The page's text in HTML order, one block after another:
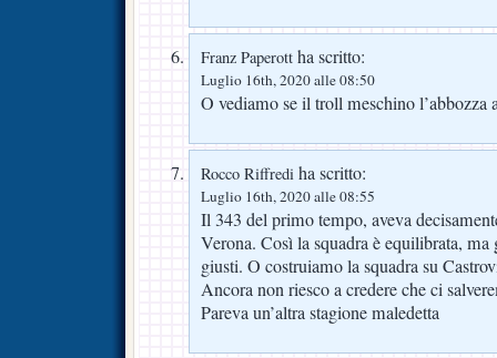
Franz Paperott ha scritto:
Luglio 16th, 2020 alle 08:50
O vediamo se il troll meschino l’abbozza
Rocco Riffredi ha scritto:
Luglio 16th, 2020 alle 08:55
Il 343 del primo tempo, aveva
Verona. Così la squadra è equilibrata,
giusti. O costruiamo la squadra su
Ancora non riesco a credere che ci
Pareva un’altra stagione maledetta